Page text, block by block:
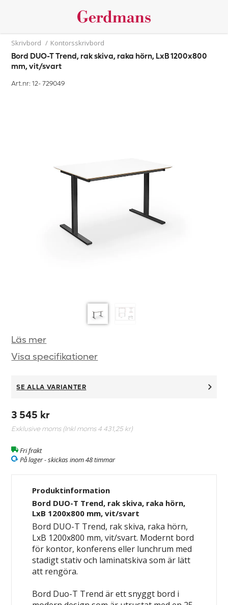
Skrivbord / Kontorsskrivbord
Bord DUO-T Trend, rak skiva, raka hörn, LxB 1200x800
mm, vit/svart
Art.nr: 12-729049
Läs mer
Visa specifikationer
SE ALLA VARIANTER
3 545 kr
Exklusive moms (Inkl moms4 431,25 kr)
Fri frakt
På lager - skickas inom 48 timmar
Produktinformation
Bord DUO-T Trend, rak skiva, raka hörn,
LxB 1200x800 mm, vit/svart
Bord DUO-T Trend, rak skiva, raka hörn,
LxB 1200x800 mm, vit/svart. Modernt bord
för kontor, konferens eller lunchrum med
stadigt stativ och laminatskiva som är lätt
att rengöra.
Bord Duo-T Trend är ett snyggt bord i